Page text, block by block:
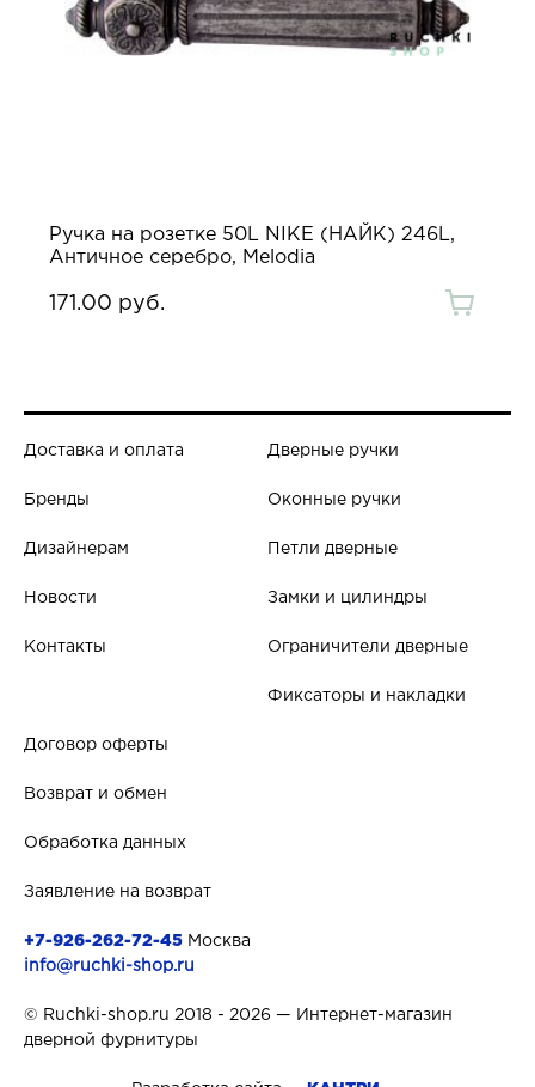
Ручка на розетке 50L NIKE (НАЙК) 246L,
Античное серебро, Melodia
171.00 руб.
Доставка и оплата
Бренды
Дизайнерам
Новости
Контакты
Дверные ручки
Оконные ручки
Петли дверные
Замки и цилиндры
Ограничители дверные
Фиксаторы и накладки
Договор оферты
Возврат и обмен
Обработка данных
Заявление на возврат
+7-926-262-72-45 Москва
info@ruchki-shop.ru
© Ruchki-shop.ru 2018 - 2026 — Интернет-магазин
дверной фурнитуры